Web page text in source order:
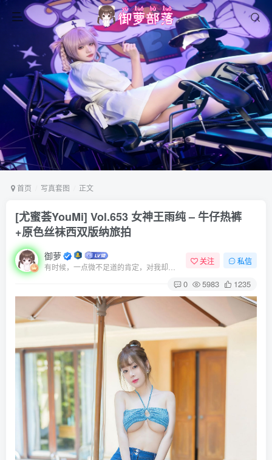
首页 写真套图 正文
[尤蜜荟YouMi] Vol.653 女神王雨纯 – 牛仔热裤
+原色丝袜西双版纳旅拍
御萝 关注 私信
0 5983 1235